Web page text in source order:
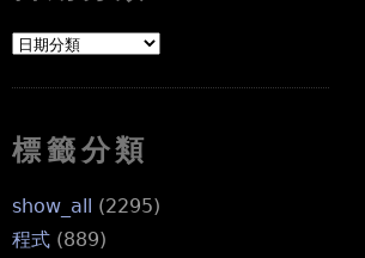
標籤分類
show_all (2295)
程式 (889)